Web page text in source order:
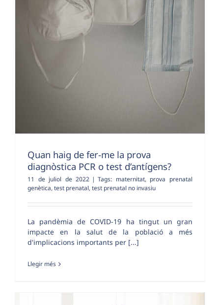
Quan haig de fer-me la prova
diagnòstica PCR o test d’antígens?
11 de juliol de 2022 | Tags: maternitat, prova prenatal
genètica, test prenatal, test prenatal no invasiu
La pandèmia de COVID-19 ha tingut un gran
impacte en la salut de la població a més
d'implicacions importants per [...]
Llegir més